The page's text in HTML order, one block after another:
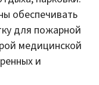
обеспечивать
для пожарной
медицинской
и